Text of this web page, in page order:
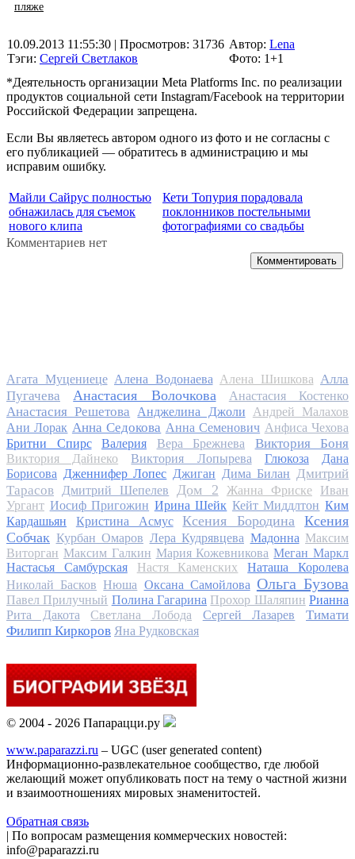
пляже
10.09.2013 11:55:30 | Просмотров: 31736
Тэги: Сергей Светлаков
Автор: Lena
Фото: 1+1
*Деятельность организации Meta Platforms Inc. по реализации
продуктов социальной сети Instagram/Facebook на территории
Российской Федерации запрещена.
Если Вы являетесь автором одного из фото и не согласны с
его публикацией — обратитесь в администрацию и мы
исправим ошибку.
Майли Сайрус полностью
обнажилась для съемок
нового клипа
Кети Топурия порадовала
поклонников постельными
фотографиями со свадьбы
Комментариев нет
Комментировать
Агата Муцениеце Алена Водонаева Алена Шишкова Алла
Пугачева
Анастасия Волочкова Анастасия Костенко
Анастасия Решетова Анджелина Джоли
Андрей Малахов
Ани Лорак Анна Седокова Анна Семенович Анфиса Чехова
Бритни Спирс
Валерия Вера Брежнева Виктория Боня
Виктория Дайнеко Виктория Лопырева Глюкоза
Дана
Борисова Дженнифер Лопес Джиган Дима Билан
Дмитрий
Тарасов
Дмитрий Шепелев Дом 2 Жанна Фриске
Иван
Ургант Иосиф Пригожин Ирина Шейк Кейт Миддлтон Ким
Кардашьян
Кристина Асмус Ксения Бородина
Ксения
Собчак Курбан Омаров Лера Кудрявцева Мадонна Максим
Виторган Максим Галкин Мария Кожевникова Меган Маркл
Настасья Самбурская
Настя Каменских
Наташа Королева
Николай Басков Нюша Оксана Самойлова Ольга Бузова
Павел Прилучный Полина Гагарина Прохор Шаляпин Рианна
Рита Дакота
Светлана Лобода Сергей Лазарев
Тимати
Филипп Киркоров Яна Рудковская
© 2004 - 2026 Папарацци.ру
www.paparazzi.ru – UGC (user generated content)
Информационно-развлекательное сообщество, где любой
желающий может опубликовать пост на тему о частной жизни
и взаимоотношениях мировых знаменитостей.
Обратная связь
| По вопросам размещения коммерческих новостей:
info@paparazzi.ru